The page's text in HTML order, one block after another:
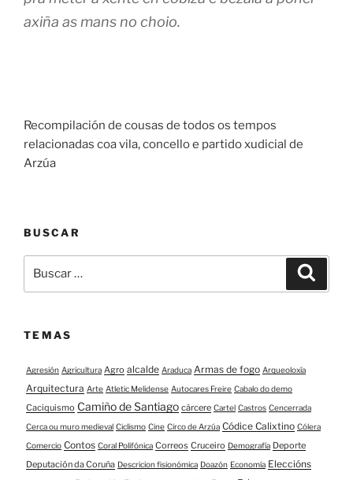
axiña as mans no choio.
Recompilación de cousas de todos os tempos
relacionadas coa vila, concello e partido xudicial de
Arzúa
BUSCAR
TEMAS
Agresión Agricultura Agro alcalde Araduca Armas de fogo Arqueoloxía
Arquitectura Arte Atletic Melidense Autocares Freire Cabalo do demo
Caciquismo Camiño de Santiago cárcere Cartel Castros Cencerrada
Cerca ou muro medieval Ciclismo Cine Circo de Arzúa Códice Calixtino Cólera
Comercio Contos Coral Polifónica Correos Cruceiro Demografía Deporte
Deputación da Coruña Descricion fisionómica Doazón Economía Eleccións